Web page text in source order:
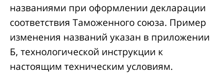
названиями при оформлении декларации
соответствия Таможенного союза. Пример
изменения названий указан в приложении
Б, технологической инструкции к
настоящим техническим условиям.